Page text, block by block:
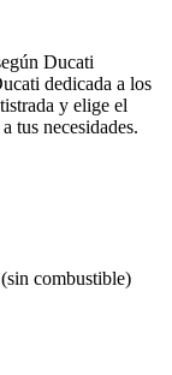
Ducati
dedicada a los
y elige el
tus necesidades.
combustible)